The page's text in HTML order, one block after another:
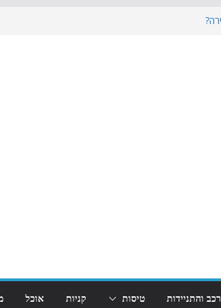
רכב והתניידות טיסות קניות אוכל